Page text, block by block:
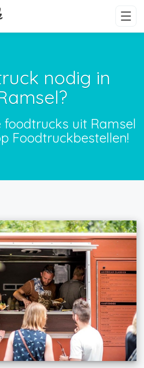
nodig in
foodtrucks uit Ramsel
Foodtruckbestellen!